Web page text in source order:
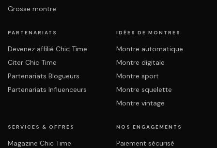
Grosse montre
PARTENARIATS
Devenez affilié Chic Time
Citer Chic Time
Partenariats Blogueurs
Partenariats Influenceurs
IDÉES DE MONTRES
Montre automatique
Montre digitale
Montre sport
Montre squelette
Montre vintage
SERVICES & OFFRES
Magazine Chic Time
NOS ENGAGEMENTS
Paiement sécurisé